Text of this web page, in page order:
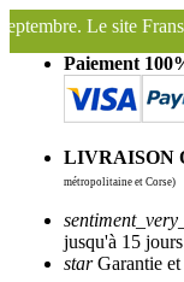
du 1er Août au
Paiement
LIVRAISON
métropolitaine et Corse)
jusqu'à 15 jours
starGarantie et